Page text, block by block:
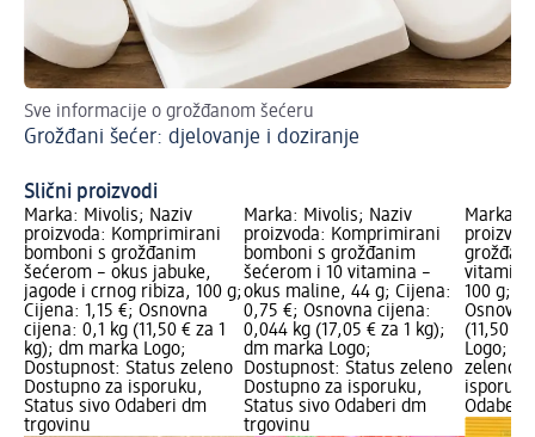
Sve informacije o grožđanom šećeru
Grožđani šećer: djelovanje i doziranje
Slični proizvodi
Marka: Mivolis; Naziv
proizvoda: Komprimirani
bomboni s grožđanim
šećerom – okus jabuke,
jagode i crnog ribiza, 100 g;
Cijena: 1,15 €; Osnovna
cijena: 0,1 kg (11,50 € za 1
kg); dm marka Logo;
Dostupnost: Status zeleno
Dostupno za isporuku,
Status sivo Odaberi dm
trgovinu
Marka: Mivolis; Naziv
proizvoda: Komprimirani
bomboni s grožđanim
šećerom i 10 vitamina –
okus maline, 44 g; Cijena:
0,75 €; Osnovna cijena:
0,044 kg (17,05 € za 1 kg);
dm marka Logo;
Dostupnost: Status zeleno
Dostupno za isporuku,
Status sivo Odaberi dm
trgovinu
Marka:
100 g;
(11,50 €
Logo;
zeleno
Odaberi